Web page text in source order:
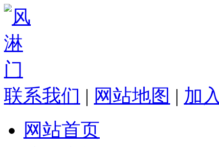
联系我们 | 网站地图 | 加
网站首页